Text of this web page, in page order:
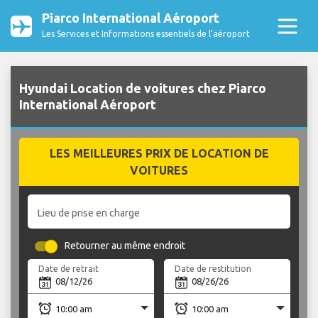
Piarco International Aéroport
Les Services et Informations essentiels de l’aéroport
Hyundai Location de voitures chez Piarco
International Aéroport
LES MEILLEURES PRIX DE LOCATION DE
VOITURES
Lieu de prise en charge
Retourner au même endroit
Date de retrait Date de restitution